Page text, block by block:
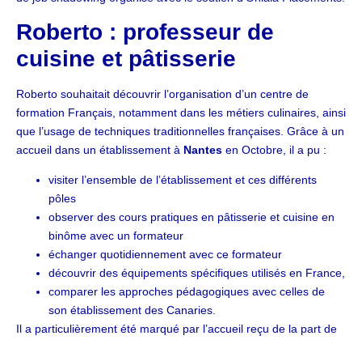
Roberto : professeur de
cuisine et pâtisserie
Roberto souhaitait découvrir l’organisation d’un centre de
formation Français, notamment dans les métiers culinaires, ainsi
que l’usage de techniques traditionnelles françaises. Grâce à un
accueil dans un établissement à Nantes en Octobre, il a pu :
visiter l’ensemble de l’établissement et ces différents
pôles
observer des cours pratiques en pâtisserie et cuisine en
binôme avec un formateur
échanger quotidiennement avec ce formateur
découvrir des équipements spécifiques utilisés en France,
comparer les approches pédagogiques avec celles de
son établissement des Canaries.
Il a particulièrement été marqué par l’accueil reçu de la part de